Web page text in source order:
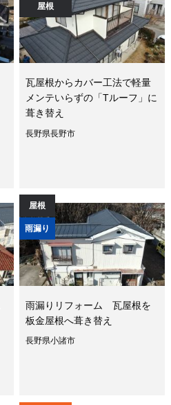
屋根
瓦屋根からカバー工法で軽量
メンテいらずの「Tルーフ」に
葺き替え
長野県長野市
屋根
雨漏り
雨漏りリフォーム 瓦屋根を
板金屋根へ葺き替え
長野県小諸市